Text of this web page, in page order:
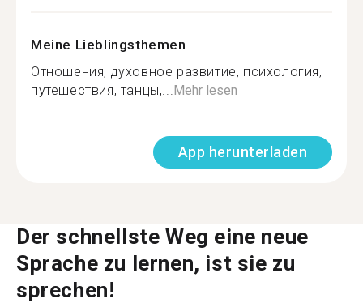
Meine Lieblingsthemen
Отношения, духовное развитие, психология,
путешествия, танцы,... Mehr lesen
App herunterladen
Der schnellste Weg eine neue
Sprache zu lernen, ist sie zu
sprechen!